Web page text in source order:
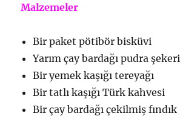
Malzemeler
Bir paket pötibör bisküvi
Yarım çay bardağı pudra şekeri
Bir yemek kaşığı tereyağı
Bir tatlı kaşığı Türk kahvesi
Bir çay bardağı çekilmiş fındık